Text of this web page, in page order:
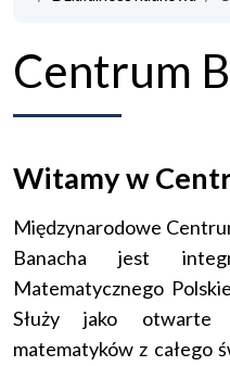
Centrum
Witamy w
Międzynarodowe
Banacha jest
Matematycznego
Służy jako otwarte
matematyków z całego